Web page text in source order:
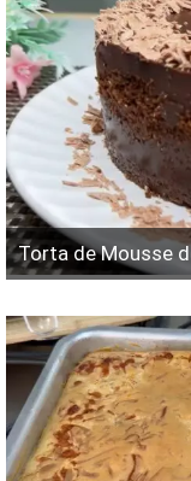
Torta de Mousse